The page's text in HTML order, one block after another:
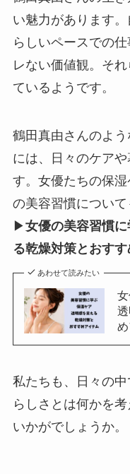
い魅力があります
らしいペースでの
レない価値観。それ
ているようです。
鶴田真由さんのよ
には、日々のケア
す。女優たちの保
の美容習慣について
▶女優の美容習慣
る乾燥対策とおす
あわせて読みたい
私たちも、日々の
らしさとは何かを
いかがでしょうか。